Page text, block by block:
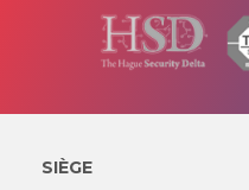
SIÈGE